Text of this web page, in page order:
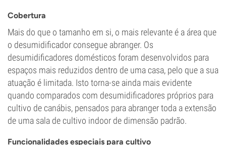
Cobertura
Mais do que o tamanho em si, o mais relevante é a área que
o desumidificador consegue abranger. Os
desumidificadores domésticos foram desenvolvidos para
espaços mais reduzidos dentro de uma casa, pelo que a sua
atuação é limitada. Isto torna-se ainda mais evidente
quando comparados com desumidificadores próprios para
cultivo de canábis, pensados para abranger toda a extensão
de uma sala de cultivo indoor de dimensão padrão.
Funcionalidades especiais para cultivo